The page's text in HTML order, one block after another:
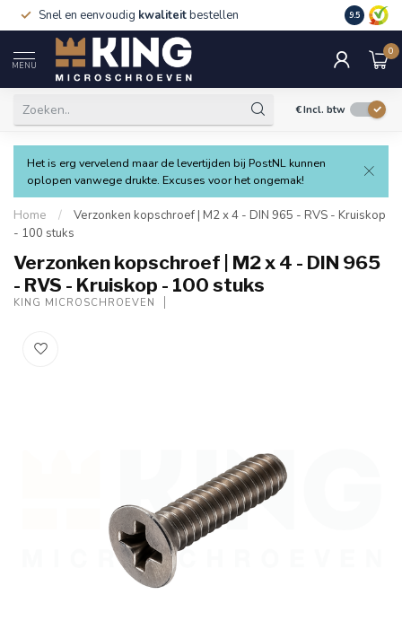
Snel en eenvoudig kwaliteitbestellen 9.5
MENU
0
€Incl. btw
Het is erg vervelend maar de levertijden bij PostNL kunnen
oplopen vanwege drukte. Excuses voor het ongemak!
Home /
Verzonken kopschroef | M2 x 4 - DIN 965 - RVS - Kruiskop
- 100 stuks
Verzonken kopschroef | M2 x 4 - DIN 965
- RVS - Kruiskop - 100 stuks
KING MICROSCHROEVEN